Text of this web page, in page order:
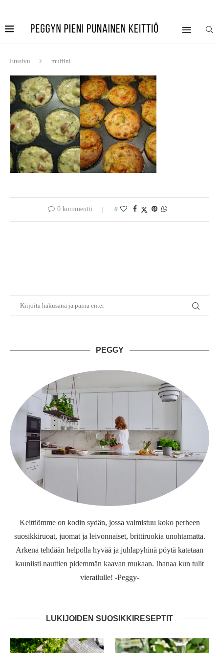
Etusivu muffini
0 kommentti 0
PEGGY
Keittiömme on kodin sydän, jossa valmistuu koko perheen
suosikkiruoat, juomat ja leivonnaiset, brittiruokia unohtamatta.
Arkena tehdään helpolla hyvää ja juhlapyhinä pöytä katetaan
kauniisti nauttien pidemmän kaavan mukaan. Ihanaa kun tulit
vierailulle! -Peggy-
LUKIJOIDEN SUOSIKKIRESEPTIT